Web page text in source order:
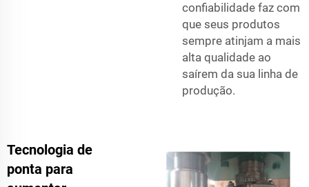
confiabilidade faz com
que seus produtos
sempre atinjam a mais
alta qualidade ao
saírem da sua linha de
produção.
Tecnologia de
ponta para